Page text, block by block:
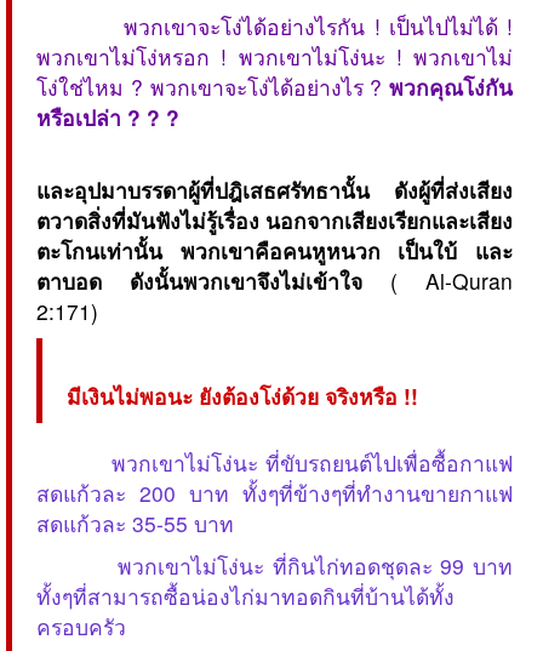
พวกเขาจะโง่ได้อย่างไรกัน ! เป็นไปไม่ได้ !
พวกเขาไม่โง่หรอก ! พวกเขาไม่โง่นะ ! พวกเขาไม่
โง่ใช่ไหม ? พวกเขาจะโง่ได้อย่างไร ? พวกคุณโง่กัน
หรือเปล่า ? ? ?
และอุปมาบรรดาผู้ที่ปฎิเสธศรัทธานั้น ดังผู้ที่ส่งเสียง
ตวาดสิ่งที่มันฟังไม่รู้เรื่อง นอกจากเสียงเรียกและเสียง
ตะโกนเท่านั้น พวกเขาคือคนหูหนวก เป็นใบ้ และ
ตาบอด ดังนั้นพวกเขาจึงไม่เข้าใจ ( Al-Quran
2:171)
มีเงินไม่พอนะ ยังต้องโง่ด้วย จริงหรือ !!
พวกเขาไม่โง่นะ ที่ขับรถยนต์ไปเพื่อซื้อกาแฟ
สดแก้วละ 200 บาท ทั้งๆที่ข้างๆที่ทำงานขายกาแฟ
สดแก้วละ 35-55 บาท
พวกเขาไม่โง่นะ ที่กินไก่ทอดชุดละ 99 บาท
ทั้งๆที่สามารถซื้อน่องไก่มาทอดกินที่บ้านได้ทั้ง
ครอบครัว